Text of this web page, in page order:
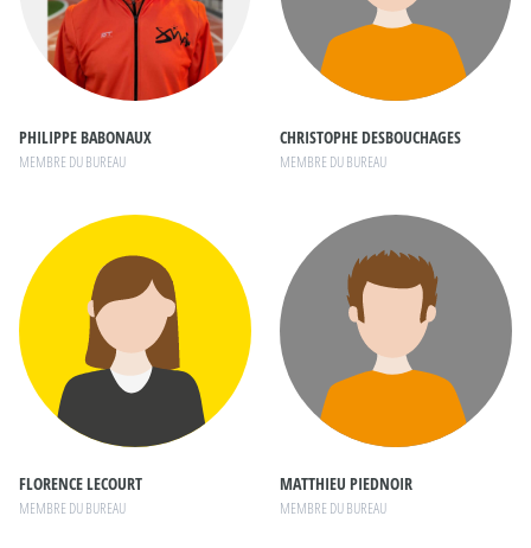
PHILIPPE BABONAUX
MEMBRE DU BUREAU
CHRISTOPHE DESBOUCHAGES
MEMBRE DU BUREAU
FLORENCE LECOURT
MEMBRE DU BUREAU
MATTHIEU PIEDNOIR
MEMBRE DU BUREAU